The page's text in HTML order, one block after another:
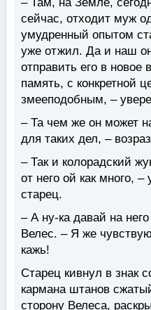
сейчас, отходит муж
умудренный опытом
уже отжил. Да и наш
отправить его в
память, с конкретной
змееподобным, –
– Та чем же он может
для таких дел, –
– Так и колорадский
от него ой как много,
старец.
– А ну-ка давай на
Велес. – Я же
кажь!
Старец кивнул в знак
кармана штанов
сторону Велеса,